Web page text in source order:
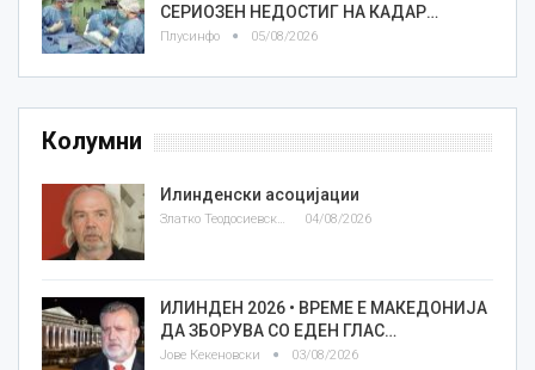
СЕРИОЗЕН НЕДОСТИГ НА КАДАР…
Плусинфо 05/08/2026
Колумни
Илинденски асоцијации
Златко Теодосиевски 04/08/2026
ИЛИНДЕН 2026 • ВРЕМЕ Е МАКЕДОНИЈА
ДА ЗБОРУВА СО ЕДЕН ГЛАС…
Јове Кекеновски 03/08/2026